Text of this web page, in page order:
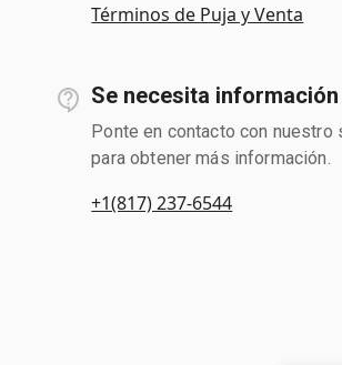
Términos de Puja y Venta
Se necesita
Ponte en contacto con nuestro
para obtener más información.
+1(817) 237-6544